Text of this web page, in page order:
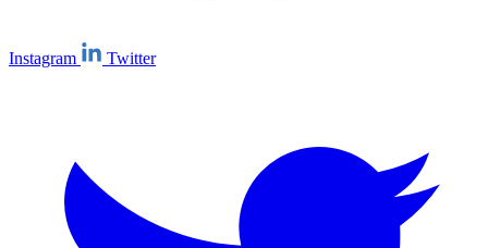
Instagram Twitter